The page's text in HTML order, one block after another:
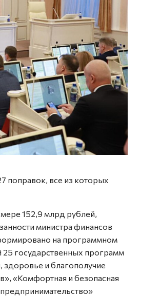
поправок, все из которых
152,9 млрд рублей,
министра финансов
на программном
государственных программ
здоровье и благополучие
«Комфортная и безопасная